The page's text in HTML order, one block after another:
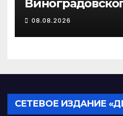
информирует об
изменениях
08.08.2026
СЕТЕВОЕ ИЗДАНИЕ